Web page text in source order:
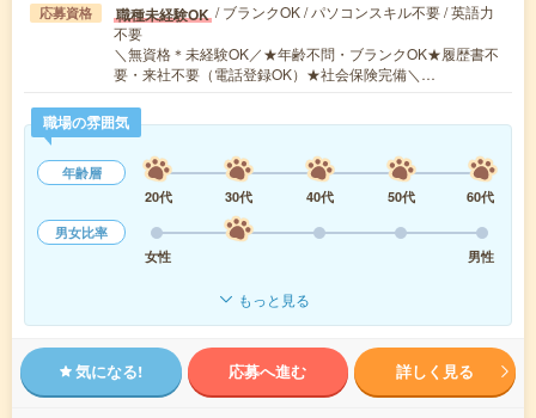
応募資格 職種未経験OK / ブランクOK / パソコンスキル不要 / 英語力
不要
＼無資格＊未経験OK／★年齢不問・ブランクOK★履歴書不
要・来社不要（電話登録OK）★社会保険完備＼…
職場の雰囲気
年齢層
20代
30代 40代 50代
60代
男女比率
女性
男性
もっと見る
気になる! 応募へ進む 詳しく見る